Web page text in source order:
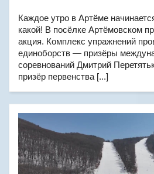
Каждое утро в Артёме
какой! В посёлке Артёмовском
акция. Комплекс упражнений
единоборств — призёры
соревнований Дмитрий
призёр первенства [...]